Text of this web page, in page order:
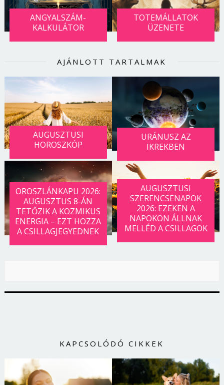
ANGYALSZÁM-
KALKULÁTOR
TOTEMÁLLATOK
ÜZENETE
AJÁNLOTT TARTALMAK
AUGUSZTUSI
HOROSZKÓP
URÁNUSZ AZ
IKREKBEN
OROSZLÁNKAPU 2026:
AUGUSZTUS 8-ÁN
TETŐZIK A KOZMIKUS
ENERGIA – EZT HOZZA
A CSILLAGJEGYEDNEK
AUGUSZTUSI
SZERENCSENAPOK
2026: EZEKEN A
NAPOKON ÁLLNAK
MELLÉD A CSILLAGOK
KAPCSOLÓDÓ CIKKEK